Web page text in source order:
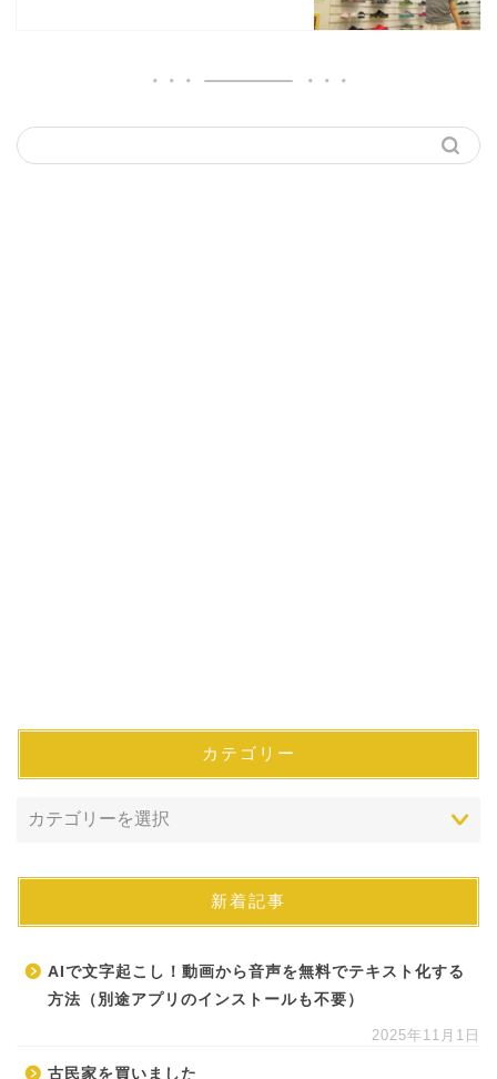
カテゴリー
新着記事
AIで文字起こし！動画から音声を無料でテキスト化する
方法（別途アプリのインストールも不要）
2025年11月1日
古民家を買いました